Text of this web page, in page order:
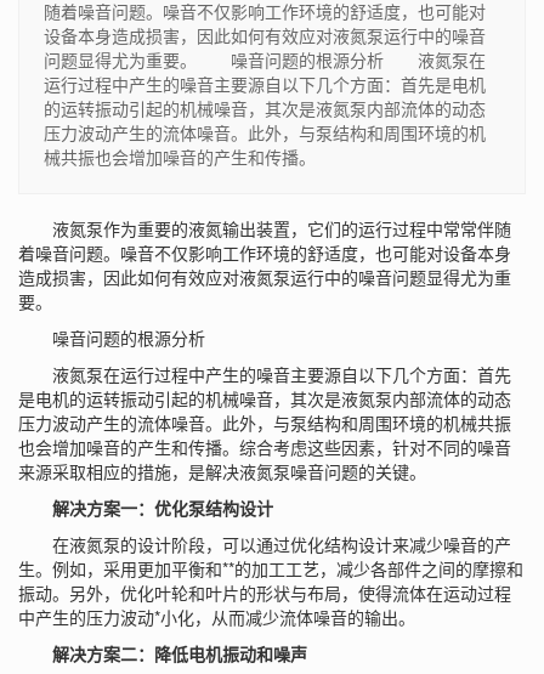
随着噪音问题。噪音不仅影响工作环境的舒适度，也可能对
设备本身造成损害，因此如何有效应对液氮泵运行中的噪音
问题显得尤为重要。 噪音问题的根源分析 液氮泵在
运行过程中产生的噪音主要源自以下几个方面：首先是电机
的运转振动引起的机械噪音，其次是液氮泵内部流体的动态
压力波动产生的流体噪音。此外，与泵结构和周围环境的机
械共振也会增加噪音的产生和传播。
液氮泵作为重要的液氮输出装置，它们的运行过程中常常伴随
着噪音问题。噪音不仅影响工作环境的舒适度，也可能对设备本身
造成损害，因此如何有效应对液氮泵运行中的噪音问题显得尤为重
要。
噪音问题的根源分析
液氮泵在运行过程中产生的噪音主要源自以下几个方面：首先
是电机的运转振动引起的机械噪音，其次是液氮泵内部流体的动态
压力波动产生的流体噪音。此外，与泵结构和周围环境的机械共振
也会增加噪音的产生和传播。综合考虑这些因素，针对不同的噪音
来源采取相应的措施，是解决液氮泵噪音问题的关键。
解决方案一：优化泵结构设计
在液氮泵的设计阶段，可以通过优化结构设计来减少噪音的产
生。例如，采用更加平衡和**的加工工艺，减少各部件之间的摩擦和
振动。另外，优化叶轮和叶片的形状与布局，使得流体在运动过程
中产生的压力波动*小化，从而减少流体噪音的输出。
解决方案二：降低电机振动和噪声